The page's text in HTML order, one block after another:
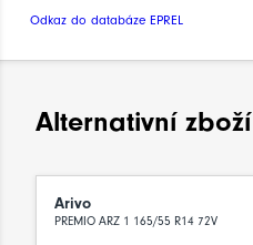
Odkaz do databáze EPREL
Alternativní zboží
Arivo
PREMIO ARZ 1 165/55 R14 72V